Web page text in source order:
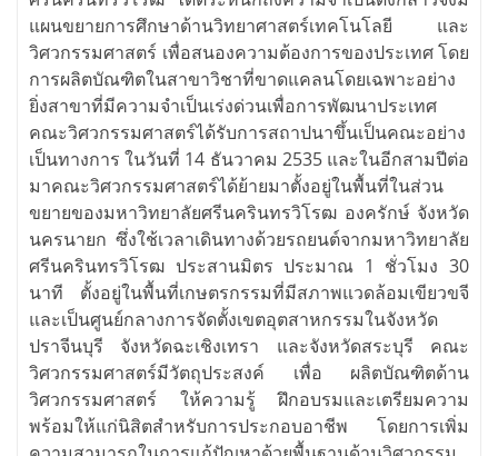
แผนขยายการศึกษาด้านวิทยาศาสตร์เทคโนโลยี และ
วิศวกรรมศาสตร์ เพื่อสนองความต้องการของประเทศ โดย
การผลิตบัณฑิตในสาขาวิชาที่ขาดแคลนโดยเฉพาะอย่าง
ยิ่งสาขาที่มีความจำเป็นเร่งด่วนเพื่อการพัฒนาประเทศ
คณะวิศวกรรมศาสตร์ได้รับการสถาปนาขึ้นเป็นคณะอย่าง
เป็นทางการ ในวันที่ 14 ธันวาคม 2535 และในอีกสามปีต่อ
มาคณะวิศวกรรมศาสตร์ได้ย้ายมาตั้งอยู่ในพื้นที่ในส่วน
ขยายของมหาวิทยาลัยศรีนครินทรวิโรฒ องครักษ์ จังหวัด
นครนายก ซึ่งใช้เวลาเดินทางด้วยรถยนต์จากมหาวิทยาลัย
ศรีนครินทรวิโรฒ ประสานมิตร ประมาณ 1 ชั่วโมง 30
นาที ตั้งอยู่ในพื้นที่เกษตรกรรมที่มีสภาพแวดล้อมเขียวขจี
และเป็นศูนย์กลางการจัดตั้งเขตอุตสาหกรรมในจังหวัด
ปราจีนบุรี จังหวัดฉะเชิงเทรา และจังหวัดสระบุรี คณะ
วิศวกรรมศาสตร์มีวัตถุประสงค์ เพื่อ ผลิตบัณฑิตด้าน
วิศวกรรมศาสตร์ ให้ความรู้ ฝึกอบรมและเตรียมความ
พร้อมให้แก่นิสิตสำหรับการประกอบอาชีพ โดยการเพิ่ม